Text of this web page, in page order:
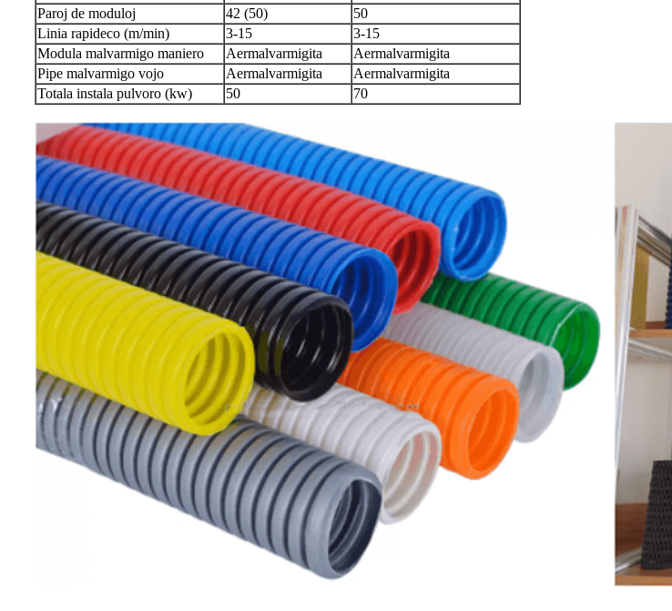
Paroj de moduloj
42 (50)
50
Linia rapideco (m/min)
3-15
3-15
Modula malvarmigo maniero
Aermalvarmigita
Aermalvarmigita
Pipe malvarmigo vojo
Aermalvarmigita
Aermalvarmigita
Totala instala pulvoro (kw)
50 70